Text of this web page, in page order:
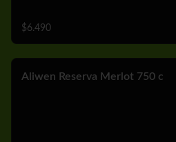
$6.490
Aliwen Reserva Merlot 750 c